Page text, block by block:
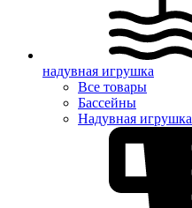
надувная игрушка
Все товары
Бассейны
Надувная игрушка